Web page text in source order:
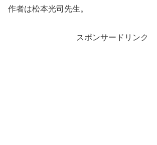
作者は松本光司先生。
スポンサードリンク